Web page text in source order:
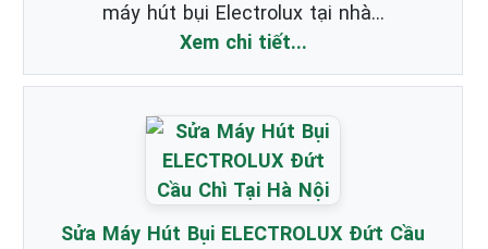
máy hút bụi Electrolux tại nhà...
Xem chi tiết...
Sửa Máy Hút Bụi ELECTROLUX Đứt Cầu